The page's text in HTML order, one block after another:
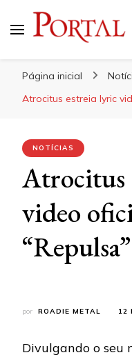
Página inicial
Atrocitus estreia lyric
NOTÍCIAS
Atrocitus
video
“Repulsa”
por ROADIE METAL 12
Divulgando o seu